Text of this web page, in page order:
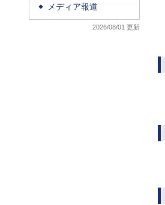
◆ メディア報道
2026/08/01 更新